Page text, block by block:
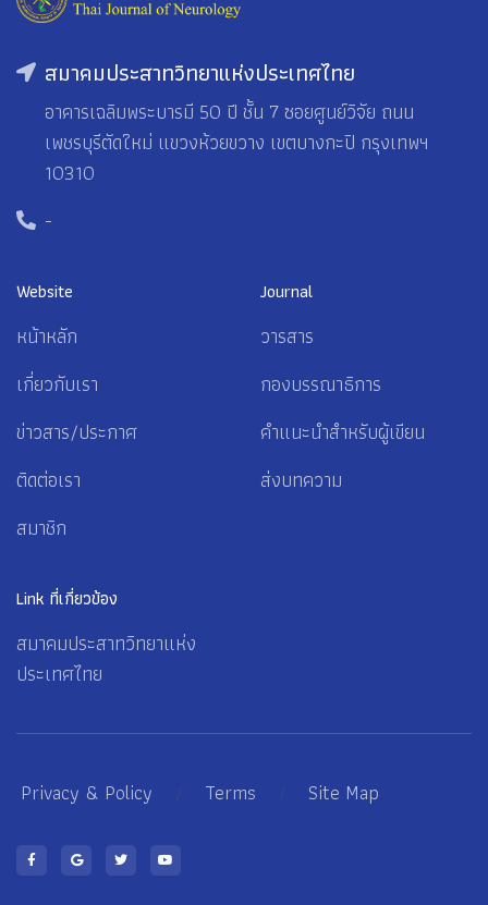
สมาคมประสาทวิทยาแห่งประเทศไทย
อาคารเฉลิมพระบารมี 50 ปี ชั้น 7 ซอยศูนย์วิจัย ถนน
เพชรบุรีตัดใหม่ แขวงห้วยขวาง เขตบางกะปิ กรุงเทพฯ
10310
-
Website
หน้าหลัก
เกี่ยวกับเรา
ข่าวสาร/ประกาศ
ติดต่อเรา
สมาชิก
Journal
วารสาร
กองบรรณาธิการ
คำแนะนำสำหรับผู้เขียน
ส่งบทความ
Link ที่เกี่ยวข้อง
สมาคมประสาทวิทยาแห่ง
ประเทศไทย
Privacy & Policy / Terms / Site Map